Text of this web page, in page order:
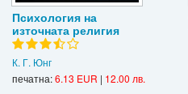
Регистрация
Психология на
източната религия
К. Г. Юнг
печатна:6.13 EUR | 12.00 лв.